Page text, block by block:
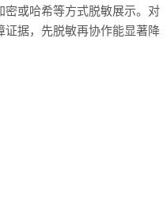
或哈希等方式脱敏展示。对
据，先脱敏再协作能显著降